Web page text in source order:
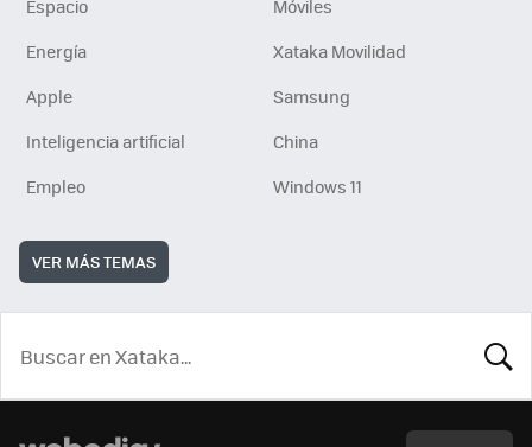
Espacio
Móviles
Energía
Xataka Movilidad
Apple
Samsung
Inteligencia artificial
China
Empleo
Windows 11
VER MÁS TEMAS